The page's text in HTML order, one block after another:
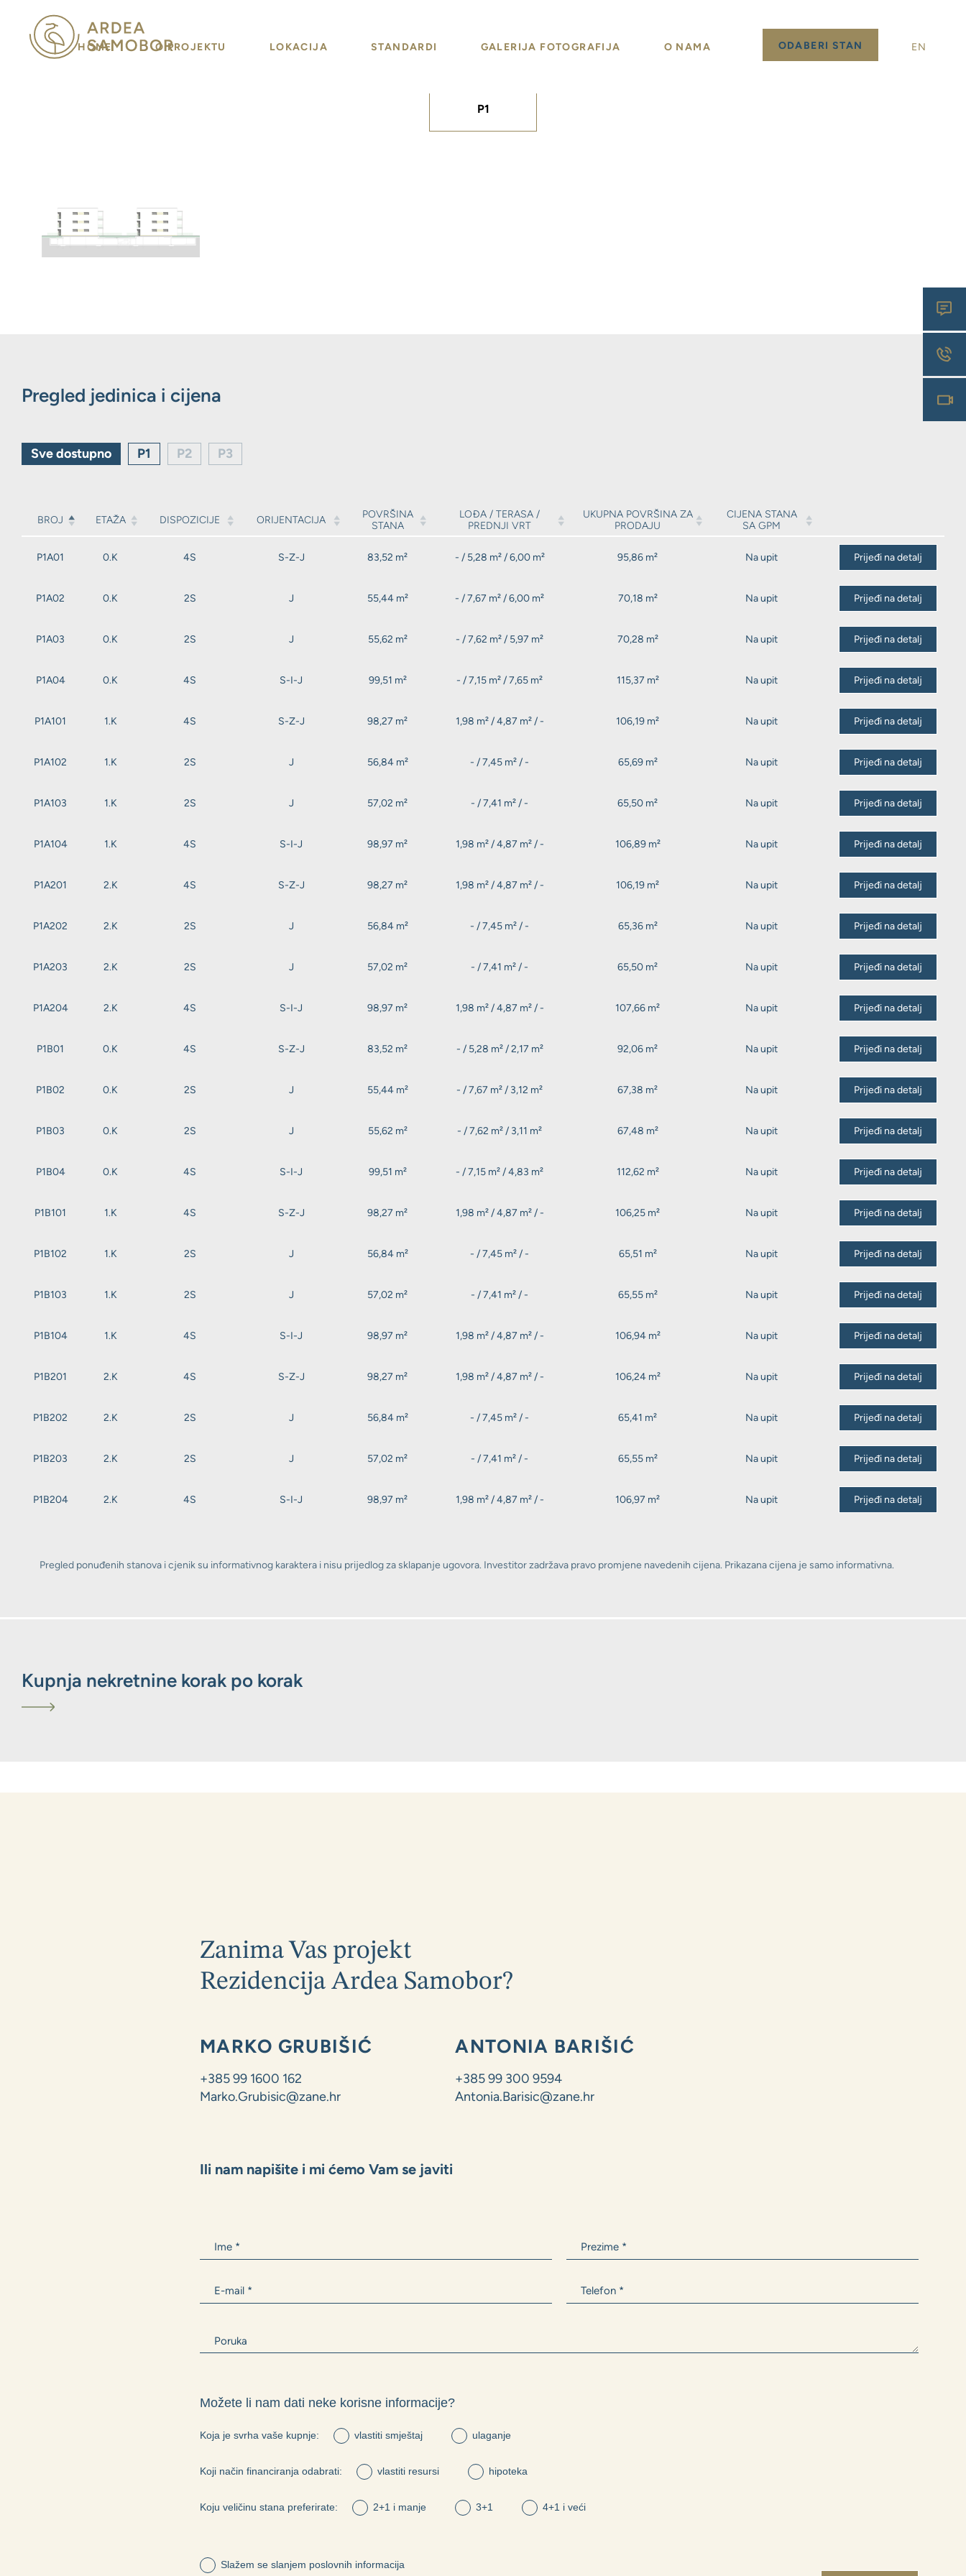
HOME O PROJEKTU LOKACIJA STANDARDI GALERIJA FOTOGRAFIJA O NAMA EN
P1
Pregled jedinica i cijena
Sve dostupno P1 P2 P3
BROJ ETAŽA DISPOZICIJE ORIJENTACIJA
POVRŠINA
STANA
LOĐA / TERASA /
PREDNJI VRT
UKUPNA POVRŠINA ZA
PRODAJU
CIJENA STANA
SA GPM
P1A01 0.K 4S S-Z-J 83,52 m² - / 5,28 m² / 6,00 m² 95,86 m² Na upit Prijeđi na detalj
P1A02 0.K 2S J 55,44 m² - / 7,67 m² / 6,00 m² 70,18 m² Na upit Prijeđi na detalj
P1A03 0.K 2S J 55,62 m² - / 7,62 m² / 5,97 m² 70,28 m² Na upit Prijeđi na detalj
P1A04 0.K 4S S-I-J 99,51 m² - / 7,15 m² / 7,65 m² 115,37 m² Na upit Prijeđi na detalj
P1A101 1.K 4S S-Z-J 98,27 m² 1,98 m² / 4,87 m² / - 106,19 m² Na upit Prijeđi na detalj
P1A102 1.K 2S J 56,84 m² - / 7,45 m² / - 65,69 m² Na upit Prijeđi na detalj
P1A103 1.K 2S J 57,02 m² - / 7,41 m² / - 65,50 m² Na upit Prijeđi na detalj
P1A104 1.K 4S S-I-J 98,97 m² 1,98 m² / 4,87 m² / - 106,89 m² Na upit Prijeđi na detalj
P1A201 2.K 4S S-Z-J 98,27 m² 1,98 m² / 4,87 m² / - 106,19 m² Na upit Prijeđi na detalj
P1A202 2.K 2S J 56,84 m² - / 7,45 m² / - 65,36 m² Na upit Prijeđi na detalj
P1A203 2.K 2S J 57,02 m² - / 7,41 m² / - 65,50 m² Na upit Prijeđi na detalj
P1A204 2.K 4S S-I-J 98,97 m² 1,98 m² / 4,87 m² / - 107,66 m² Na upit Prijeđi na detalj
P1B01 0.K 4S S-Z-J 83,52 m² - / 5,28 m² / 2,17 m² 92,06 m² Na upit Prijeđi na detalj
P1B02 0.K 2S J 55,44 m² - / 7,67 m² / 3,12 m² 67,38 m² Na upit Prijeđi na detalj
P1B03 0.K 2S J 55,62 m² - / 7,62 m² / 3,11 m² 67,48 m² Na upit Prijeđi na detalj
P1B04 0.K 4S S-I-J 99,51 m² - / 7,15 m² / 4,83 m² 112,62 m² Na upit Prijeđi na detalj
P1B101 1.K 4S S-Z-J 98,27 m² 1,98 m² / 4,87 m² / - 106,25 m² Na upit Prijeđi na detalj
P1B102 1.K 2S J 56,84 m² - / 7,45 m² / - 65,51 m² Na upit Prijeđi na detalj
P1B103 1.K 2S J 57,02 m² - / 7,41 m² / - 65,55 m² Na upit Prijeđi na detalj
P1B104 1.K 4S S-I-J 98,97 m² 1,98 m² / 4,87 m² / - 106,94 m² Na upit Prijeđi na detalj
P1B201 2.K 4S S-Z-J 98,27 m² 1,98 m² / 4,87 m² / - 106,24 m² Na upit Prijeđi na detalj
P1B202 2.K 2S J 56,84 m² - / 7,45 m² / - 65,41 m² Na upit Prijeđi na detalj
P1B203 2.K 2S J 57,02 m² - / 7,41 m² / - 65,55 m² Na upit Prijeđi na detalj
P1B204 2.K 4S S-I-J 98,97 m² 1,98 m² / 4,87 m² / - 106,97 m² Na upit Prijeđi na detalj
Pregled ponuđenih stanova i cjenik su informativnog karaktera i nisu prijedlog za sklapanje ugovora. Investitor zadržava pravo promjene navedenih cijena. Prikazana cijena je samo informativna.
Kupnja nekretnine korak po korak
ODABERI STAN
Zanima Vas projekt
Rezidencija Ardea Samobor?
MARKO GRUBIŠIĆ
+385 99 1600 162
Marko.Grubisic@zane.hr
ANTONIA BARIŠIĆ
+385 99 300 9594
Antonia.Barisic@zane.hr
Ili nam napišite i mi ćemo Vam se javiti
Možete li nam dati neke korisne informacije?
Koja je svrha vaše kupnje: vlastiti smještaj ulaganje
Koji način financiranja odabrati: vlastiti resursi hipoteka
Koju veličinu stana preferirate: 2+1 i manje 3+1 4+1 i veći
Slažem se slanjem poslovnih informacija